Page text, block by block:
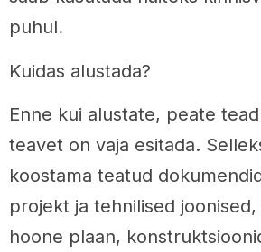
puhul.
Kuidas alustada?
Enne kui alustate, peate
teavet on vaja esitada.
koostama teatud
projekt ja tehnilised
hoone plaan,